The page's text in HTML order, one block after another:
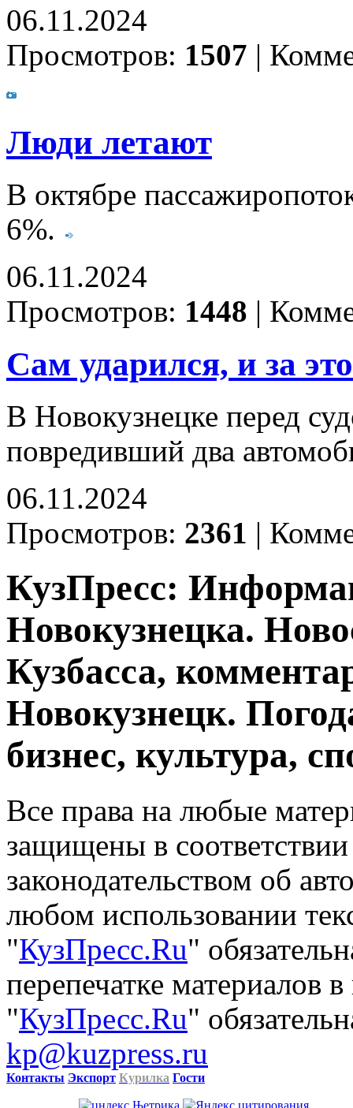
06.11.2024
Просмотров: 1507 |
Люди летают
В октябре
6%.
06.11.2024
Просмотров: 1448 |
Сам ударился, и за
В Новокузнецке перед
повредивший два
06.11.2024
Просмотров: 2361 |
КузПресс:
Новокузнецка.
Кузбасса,
Новокузнецк.
бизнес, культура,
Все права на любые
защищены в
законодательством об
любом использовании
"КузПресс.Ru"
перепечатке материалов
"КузПресс.Ru"
kp@kuzpress.ru
Контакты Экспорт Курилка Гости